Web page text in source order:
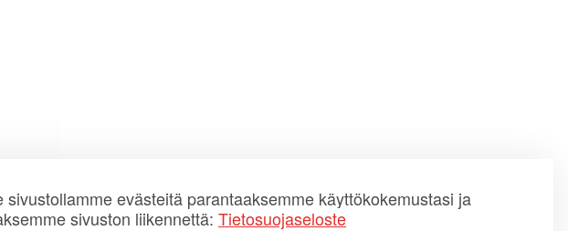
sivustollamme evästeitä parantaaksemme käyttökokemustasi ja
sivuston liikennettä: Tietosuojaseloste